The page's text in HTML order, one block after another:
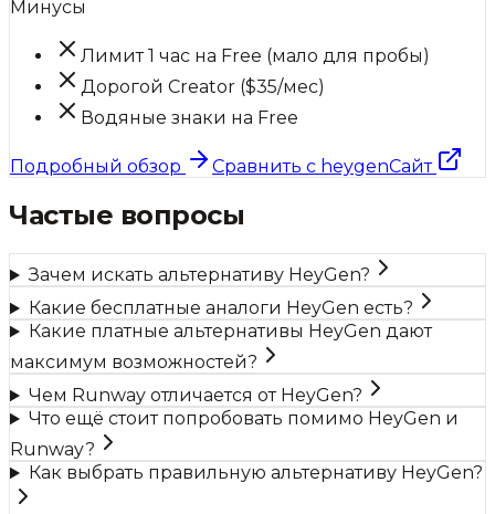
Минусы
Лимит 1 час на Free (мало для пробы)
Дорогой Creator ($35/мес)
Водяные знаки на Free
Подробный обзор Сравнить с heygenСайт
Частые вопросы
Зачем искать альтернативу HeyGen?
Какие бесплатные аналоги HeyGen есть?
Какие платные альтернативы HeyGen дают
максимум возможностей?
Чем Runway отличается от HeyGen?
Что ещё стоит попробовать помимо HeyGen и
Runway?
Как выбрать правильную альтернативу HeyGen?